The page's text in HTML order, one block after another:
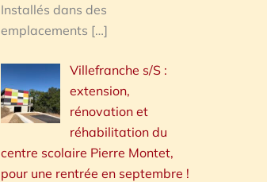
Installés dans des
emplacements […]
Villefranche s/S :
extension,
rénovation et
réhabilitation du
centre scolaire Pierre Montet,
pour une rentrée en septembre !